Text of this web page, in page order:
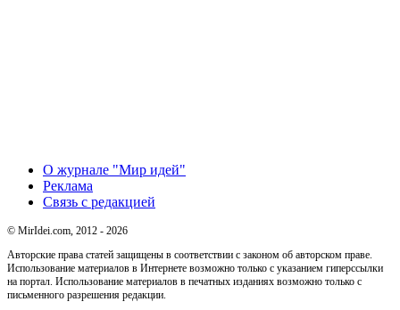
О журнале "Мир идей"
Реклама
Связь с редакцией
© MirIdei.com, 2012 - 2026
Авторские права статей защищены в соответствии с законом об авторском праве.
Использование материалов в Интернете возможно только с указанием гиперссылки
на портал. Использование материалов в печатных изданиях возможно только с
письменного разрешения редакции.